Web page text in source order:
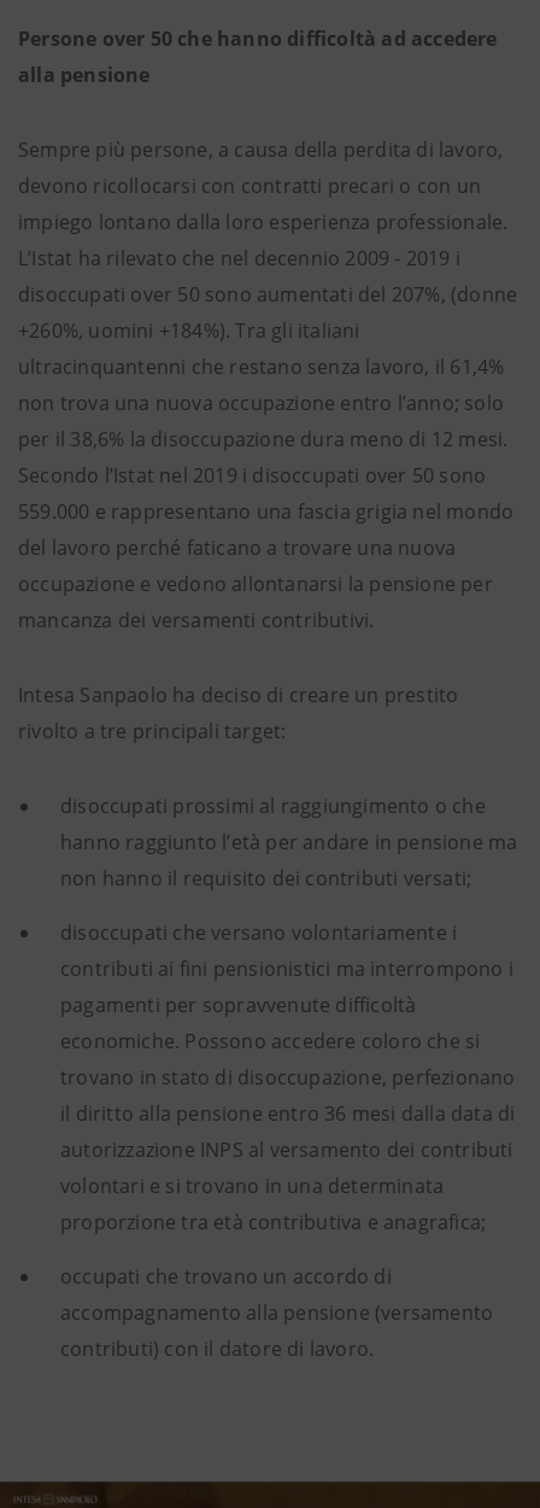
Persone over 50 che hanno difficoltà ad accedere
alla pensione
Sempre più persone, a causa della perdita di lavoro,
devono ricollocarsi con contratti precari o con un
impiego lontano dalla loro esperienza professionale.
L’Istat ha rilevato che nel decennio 2009 - 2019 i
disoccupati over 50 sono aumentati del 207%, (donne
+260%, uomini +184%). Tra gli italiani
ultracinquantenni che restano senza lavoro, il 61,4%
non trova una nuova occupazione entro l’anno; solo
per il 38,6% la disoccupazione dura meno di 12 mesi.
Secondo l’Istat nel 2019 i disoccupati over 50 sono
559.000 e rappresentano una fascia grigia nel mondo
del lavoro perché faticano a trovare una nuova
occupazione e vedono allontanarsi la pensione per
mancanza dei versamenti contributivi.
Intesa Sanpaolo ha deciso di creare un prestito
rivolto a tre principali target:
disoccupati prossimi al raggiungimento o che
hanno raggiunto l’età per andare in pensione ma
non hanno il requisito dei contributi versati;
disoccupati che versano volontariamente i
contributi ai fini pensionistici ma interrompono i
pagamenti per sopravvenute difficoltà
economiche. Possono accedere coloro che si
trovano in stato di disoccupazione, perfezionano
il diritto alla pensione entro 36 mesi dalla data di
autorizzazione INPS al versamento dei contributi
volontari e si trovano in una determinata
proporzione tra età contributiva e anagrafica;
occupati che trovano un accordo di
accompagnamento alla pensione (versamento
contributi) con il datore di lavoro.